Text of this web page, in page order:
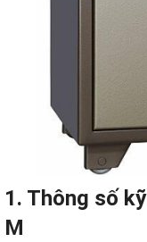
1. Thông số
M